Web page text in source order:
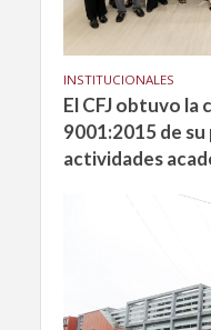
INSTITUCIONALES
El CFJ obtuvo
9001:2015 de
actividades